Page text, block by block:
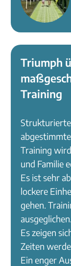
Triumph
Training
Training
und Familie
Es ist sehr
lockere
gehen.
ausgeglichen.
Es zeigen
Zeiten
Ein enger